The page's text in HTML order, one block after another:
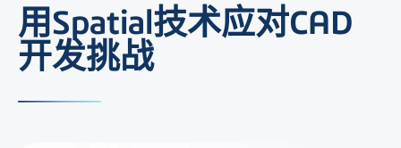
用Spatial技术应对CAD
开发挑战